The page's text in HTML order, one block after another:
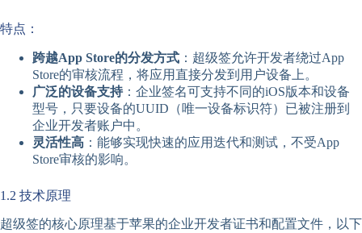
特点：
跨越App Store的分发方式 ：超级签允许开发者绕过App
Store的审核流程，将应用直接分发到用户设备上。
广泛的设备支持：企业签名可支持不同的iOS版本和设备
型号，只要设备的UUID（唯一设备标识符）已被注册到
企业开发者账户中。
灵活性高 ：能够实现快速的应用迭代和测试，不受App
Store审核的影响。
1.2 技术原理
超级签的核心原理基于苹果的企业开发者证书和配置文件，以下